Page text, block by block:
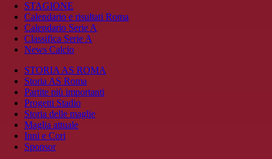
STAGIONE
Calendario e risultati Roma
Calendario Serie A
Classifica Serie A
News Calcio
STORIA AS ROMA
Storia AS Roma
Partite più importanti
Progetti Stadio
Storia delle maglie
Maglia attuale
Inni e Cori
Sponsor